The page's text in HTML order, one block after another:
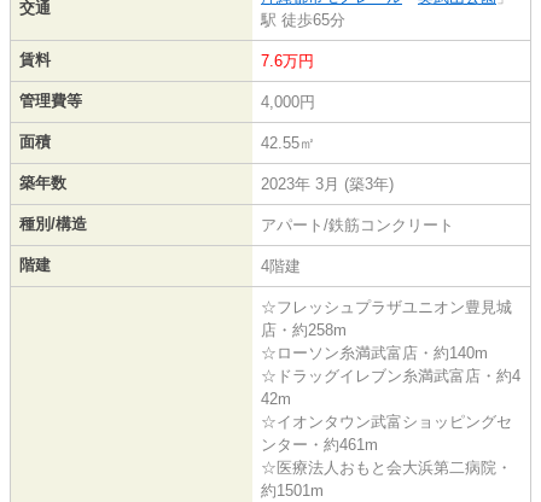
交通
駅 徒歩65分
賃料 7.6万円
管理費等 4,000円
面積 42.55㎡
築年数 2023年 3月 (築3年)
種別/構造 アパート/鉄筋コンクリート
階建 4階建
☆フレッシュプラザユニオン豊見城
店・約258m
☆ローソン糸満武富店・約140m
☆ドラッグイレブン糸満武富店・約4
42m
☆イオンタウン武富ショッピングセ
ンター・約461m
☆医療法人おもと会大浜第二病院・
約1501m